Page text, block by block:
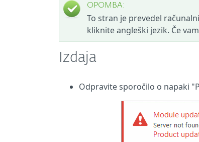
OPOMBA:
To stran je prevedel
kliknite angleški jezik. Če
Izdaja
Odpravite sporočilo o napaki